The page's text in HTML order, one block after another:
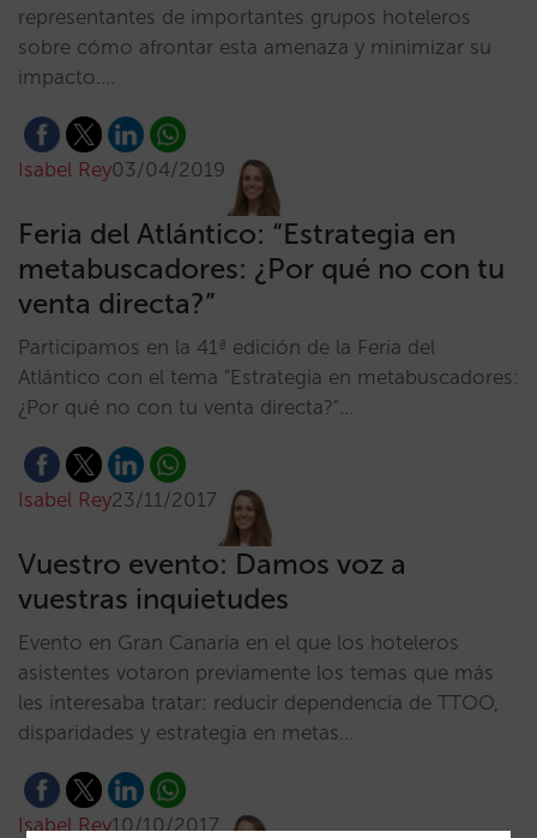
representantes de importantes grupos hoteleros
sobre cómo afrontar esta amenaza y minimizar su
impacto.…
Isabel Rey03/04/2019
Feria del Atlántico: “Estrategia en
metabuscadores: ¿Por qué no con tu
venta directa?”
Participamos en la 41ª edición de la Feria del
Atlántico con el tema "Estrategia en metabuscadores:
¿Por qué no con tu venta directa?"…
Isabel Rey23/11/2017
Vuestro evento: Damos voz a
vuestras inquietudes
Evento en Gran Canaria en el que los hoteleros
asistentes votaron previamente los temas que más
les interesaba tratar: reducir dependencia de TTOO,
disparidades y estrategia en metas…
Isabel Rey10/10/2017